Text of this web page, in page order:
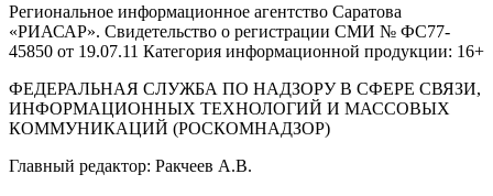
Региональное информационное агентство Саратова
«РИАСАР». Свидетельство о регистрации СМИ № ФС77-
45850 от 19.07.11 Категория информационной продукции: 16+
ФЕДЕРАЛЬНАЯ СЛУЖБА ПО НАДЗОРУ В СФЕРЕ СВЯЗИ,
ИНФОРМАЦИОННЫХ ТЕХНОЛОГИЙ И МАССОВЫХ
КОММУНИКАЦИЙ (РОСКОМНАДЗОР)
Главный редактор: Ракчеев А.В.